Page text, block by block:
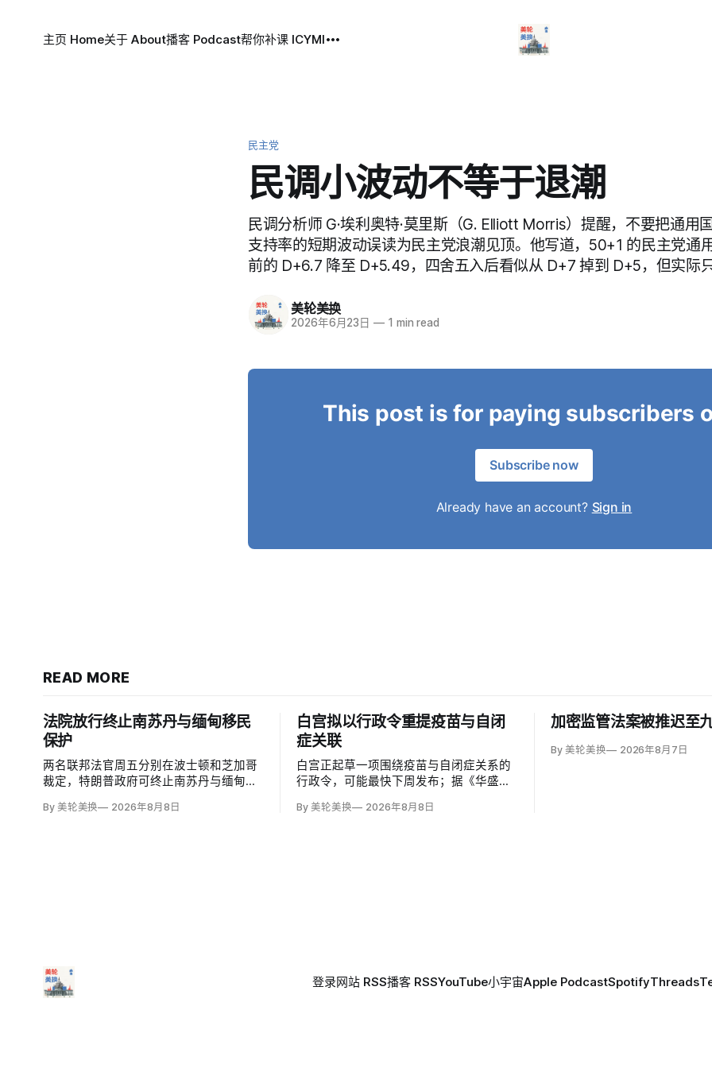
主页 Home关于 About播客 Podcast帮你补课 ICYMI
民主党
民调小波动不等于退潮
民调分析师 G·埃利奥特·莫里斯（G. Elliott Morris）提醒，不要把通用
支持率的短期波动误读为民主党浪潮见顶。他写道，50+1 的民主党通
前的 D+6.7 降至 D+5.49，四舍五入后看似从 D+7 掉到 D+5，但实际
美轮美换
2026年6月23日 — 1 min read
This post is for paying subscribers
Subscribe now
Already have an account? Sign in
READ MORE
法院放行终止南苏丹与缅甸移民
保护
两名联邦法官周五分别在波士顿和芝加哥
裁定，特朗普政府可终止南苏丹与缅甸公
南苏丹人和约4000名缅甸人失去免遭遣返
By 美轮美换 2026年8月8日
白宫拟以行政令重提疫苗与自闭
症关联
白宫正起草一项围绕疫苗与自闭症关系的
行政令，可能最快下周发布；据《华盛顿
接种计划、自闭症研究和家长选择权，内
By 美轮美换 2026年8月8日
加密监管法案被推迟至
By 美轮美换 2026年8月7日
登录网站 RSS播客 RSSYouTube小宇宙Apple PodcastSpotifyThreads